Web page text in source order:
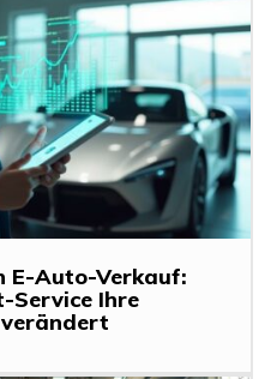
E-Auto-Verkauf:
Service Ihre